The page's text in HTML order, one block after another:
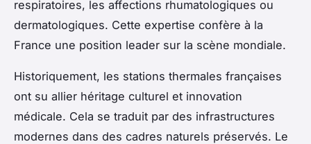
respiratoires, les affections rhumatologiques ou
dermatologiques. Cette expertise confère à la
France une position leader sur la scène mondiale.
Historiquement, les stations thermales françaises
ont su allier héritage culturel et innovation
médicale. Cela se traduit par des infrastructures
modernes dans des cadres naturels préservés. Le